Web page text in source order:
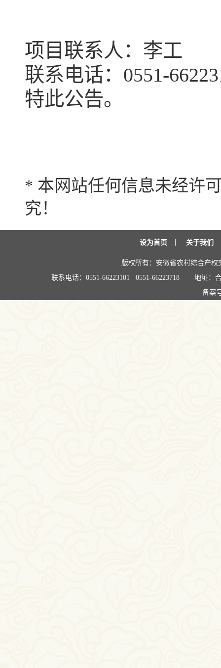
项目联系人：李工
联系电话：0551-
特此公告。
* 本网站任何信息未经许
究！
设为首页 关于我们
版权所有：安徽省农村综合产权
联系电话：0551-66223101 0551-66223718
地址：
备案